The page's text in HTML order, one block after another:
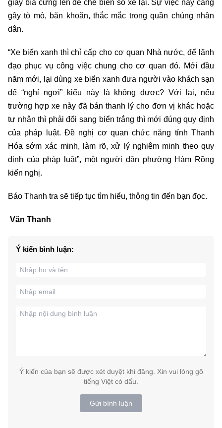
giấy bìa cứng lên để che biển số xe lại. Sự việc này càng
gây tò mò, băn khoăn, thắc mắc trong quần chúng nhân
dân.
“Xe biển xanh thì chỉ cấp cho cơ quan Nhà nước, để lãnh
đạo phục vụ công việc chung cho cơ quan đó. Mới đầu
năm mới, lại dùng xe biển xanh đưa người vào khách sạn
để “nghỉ ngơi” kiểu này là không được? Với lại, nếu
trường hợp xe này đã bán thanh lý cho đơn vị khác hoặc
tư nhân thì phải đổi sang biển trắng thì mới đúng quy định
của pháp luật. Đề nghị cơ quan chức năng tỉnh Thanh
Hóa sớm xác minh, làm rõ, xử lý nghiêm minh theo quy
định của pháp luật”, một người dân phường Hàm Rồng
kiến nghị.
Báo Thanh tra sẽ tiếp tục tìm hiểu, thông tin đến bạn đọc.
Văn Thanh
Ý kiến bình luận:
Ý kiến của bạn sẽ được xét duyệt khi đăng. Xin vui lòng gõ
tiếng Việt có dấu.
Gửi bình luận